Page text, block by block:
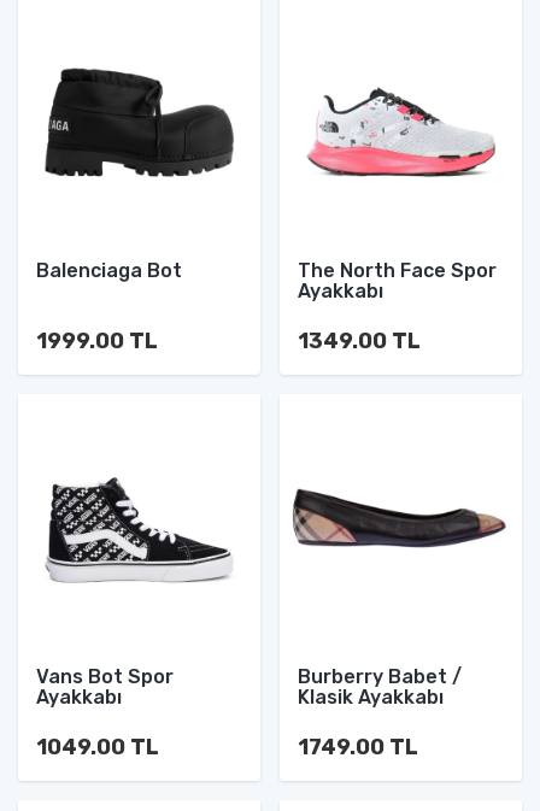
Balenciaga Bot
1999.00 TL
The North Face Spor
Ayakkabı
1349.00 TL
Vans Bot Spor
Ayakkabı
1049.00 TL
Burberry Babet /
Klasik Ayakkabı
1749.00 TL